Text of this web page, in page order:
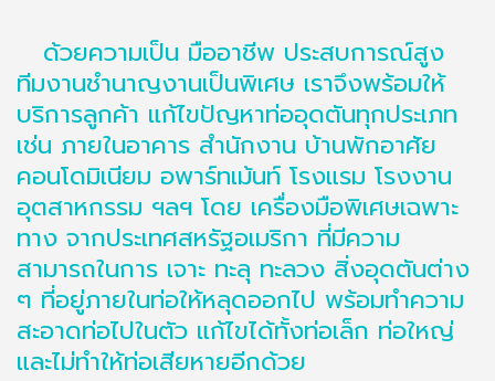
ด้วยความเป็น มืออาชีพ ประสบการณ์สูง
ทีมงานชำนาญงานเป็นพิเศษ เราจึงพร้อมให้
บริการลูกค้า แก้ไขปัญหาท่ออุดตันทุกประเภท
เช่น ภายในอาคาร สำนักงาน บ้านพักอาศัย
คอนโดมิเนียม อพาร์ทเม้นท์ โรงแรม โรงงาน
อุตสาหกรรม ฯลฯ โดย เครื่องมือพิเศษเฉพาะ
ทาง จากประเทศสหรัฐอเมริกา ที่มีความ
สามารถในการ เจาะ ทะลุ ทะลวง สิ่งอุดตันต่าง
ๆ ที่อยู่ภายในท่อให้หลุดออกไป พร้อมทำความ
สะอาดท่อไปในตัว แก้ไขได้ทั้งท่อเล็ก ท่อใหญ่
และไม่ทำให้ท่อเสียหายอีกด้วย